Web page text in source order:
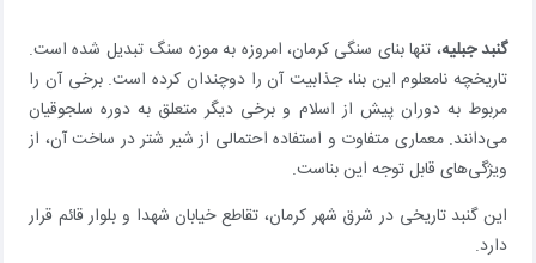
گنبد جبلیه، تنها بنای سنگی کرمان، امروزه به موزه سنگ تبدیل شده است.
تاریخچه نامعلوم این بنا، جذابیت آن را دوچندان کرده است. برخی آن را
مربوط به دوران پیش از اسلام و برخی دیگر متعلق به دوره سلجوقیان
می‌دانند. معماری متفاوت و استفاده احتمالی از شیر شتر در ساخت آن، از
ویژگی‌های قابل توجه این بناست.
این گنبد تاریخی در شرق شهر کرمان، تقاطع خیابان شهدا و بلوار قائم قرار
دارد.